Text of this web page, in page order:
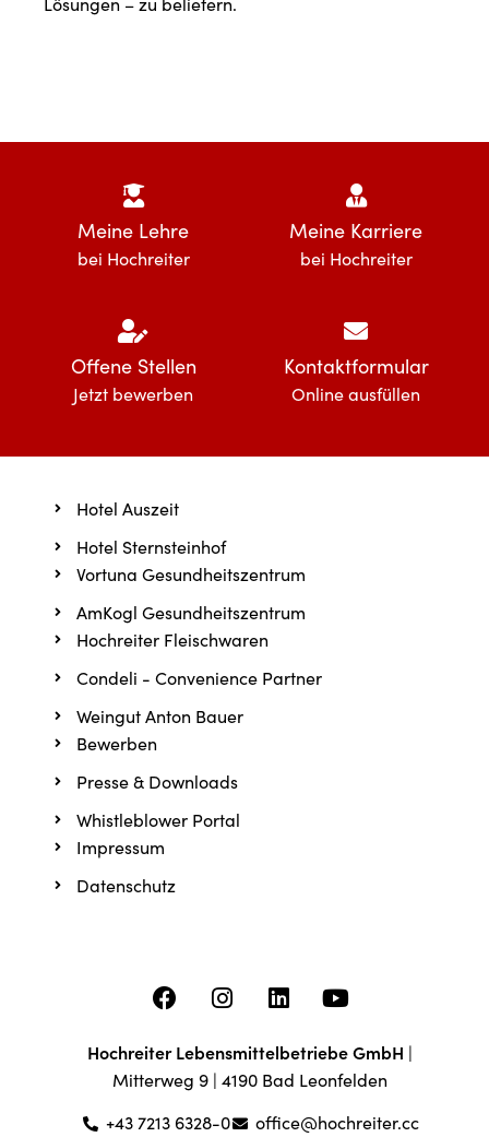
Meine Lehre
bei Hochreiter
Meine Karriere
bei Hochreiter
Offene Stellen
Jetzt bewerben
Kontaktformular
Online ausfüllen
Impressum
Datenschutz
Bewerben
Presse & Downloads
Whistleblower Portal
Hochreiter Fleischwaren
Condeli - Convenience Partner
Weingut Anton Bauer
Vortuna Gesundheitszentrum
AmKogl Gesundheitszentrum
Hotel Auszeit
Hotel Sternsteinhof
Hochreiter Lebensmittelbetriebe GmbH |
Mitterweg 9 | 4190 Bad Leonfelden
+43 7213 6328-0
office@hochreiter.cc